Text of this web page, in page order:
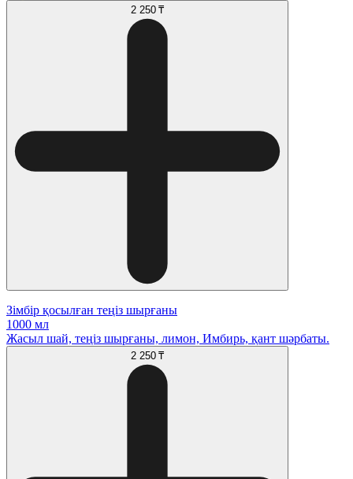
2 250 ₸
Зімбір қосылған теңіз шырғаны
1000 мл
Жасыл шай, теңіз шырғаны, лимон, Имбирь, қант шәрбаты.
2 250 ₸